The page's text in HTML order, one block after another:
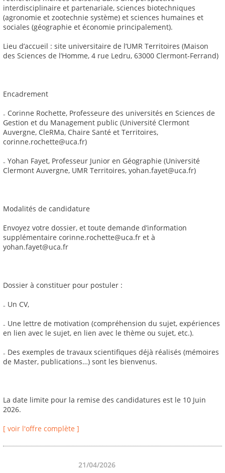
interdisciplinaire et partenariale, sciences biotechniques
(agronomie et zootechnie système) et sciences humaines et
sociales (géographie et économie principalement).
Lieu d’accueil : site universitaire de l’UMR Territoires (Maison
des Sciences de l’Homme, 4 rue Ledru, 63000 Clermont-Ferrand)
Encadrement
₋ Corinne Rochette, Professeure des universités en Sciences de
Gestion et du Management public (Université Clermont
Auvergne, CleRMa, Chaire Santé et Territoires,
corinne.rochette@uca.fr)
₋ Yohan Fayet, Professeur Junior en Géographie (Université
Clermont Auvergne, UMR Territoires, yohan.fayet@uca.fr)
Modalités de candidature
Envoyez votre dossier, et toute demande d’information
supplémentaire corinne.rochette@uca.fr et à
yohan.fayet@uca.fr
Dossier à constituer pour postuler :
₋ Un CV,
₋ Une lettre de motivation (compréhension du sujet, expériences
en lien avec le sujet, en lien avec le thème ou sujet, etc.).
₋ Des exemples de travaux scientifiques déjà réalisés (mémoires
de Master, publications…) sont les bienvenus.
La date limite pour la remise des candidatures est le 10 Juin
2026.
[ voir l'offre complète ]
21/04/2026